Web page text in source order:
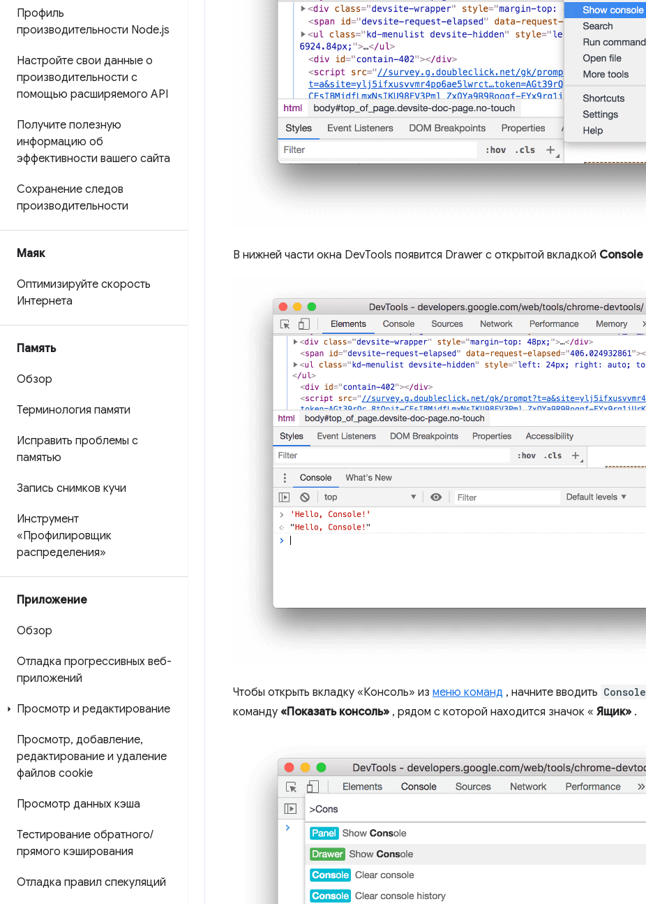
Профиль
производительности Node.js
Настройте свои данные о
производительности с
помощью расширяемого API
Получите полезную
информацию об
эффективности вашего сайта
Сохранение следов
производительности
Маяк
Оптимизируйте скорость
Интернета
Память
Обзор
Терминология памяти
Исправить проблемы с
памятью
Запись снимков кучи
Инструмент
«Профилировщик
распределения»
Приложение
Обзор
Отладка прогрессивных веб-
приложений
Просмотр и редактирование
Просмотр, добавление,
редактирование и удаление
файлов cookie
Просмотр данных кэша
Тестирование обратного/
прямого кэширования
Отладка правил спекуляций
В нижней части окна DevTools появится Drawer с открытой вкладкой Console
Чтобы открыть вкладку «Консоль» из меню команд , начните вводить Console
команду «Показать консоль» , рядом с которой находится значок « Ящик» .